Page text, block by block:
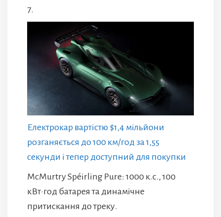
7.
Електрокар вартістю $1,4 мільйони
розганяється до 100 км/год за 1,55
секунди і тепер доступний для покупки
McMurtry Spéirling Pure: 1000 к.с., 100
кВт·год батарея та динамічне
притискання до треку.